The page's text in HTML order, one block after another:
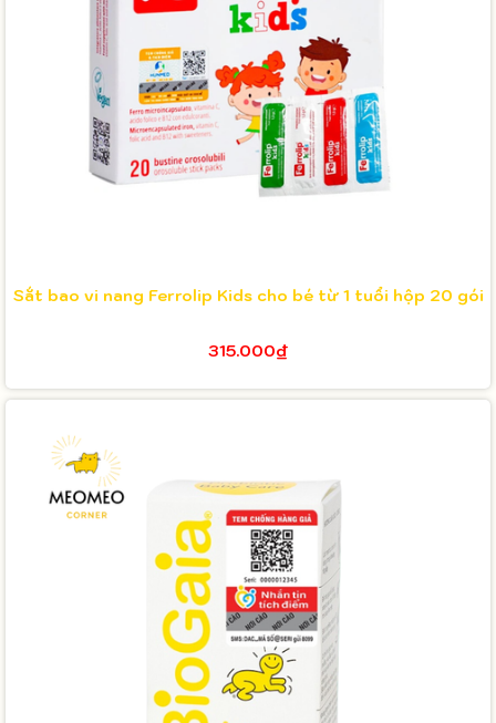
Sắt bao vi nang Ferrolip Kids cho bé từ 1 tuổi hộp 20 gói
315.000₫